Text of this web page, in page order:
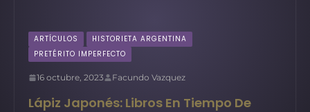
ARTÍCULOS
HISTORIETA ARGENTINA
PRETÉRITO IMPERFECTO
16 octubre, 2023 Facundo Vazquez
Lápiz Japonés: Libros En Tiempo De